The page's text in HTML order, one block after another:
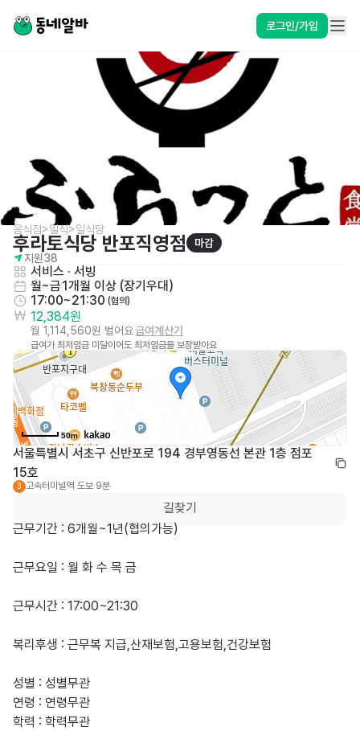
로그인/가입
음식점>일식>일식당
후라토식당 반포직영점
마감
지원38
서비스 · 서빙
월~금1개월 이상 (장기우대)
17:00~21:30 (협의)
12,384원
월 1,114,560원 벌어요급여계산기
급여가 최저임금 미달이어도 최저임금을 보장받아요
50m
서울특별시 서초구 신반포로 194 경부영동선 본관 1층 점포
15호
3 고속터미널역 도보 9분
길찾기
근무기간 : 6개월~1년(협의가능)
근무요일 : 월 화 수 목 금
근무시간 : 17:00~21:30
복리후생 : 근무복 지급,산재보험,고용보험,건강보험
성별 : 성별무관
연령 : 연령무관
학력 : 학력무관